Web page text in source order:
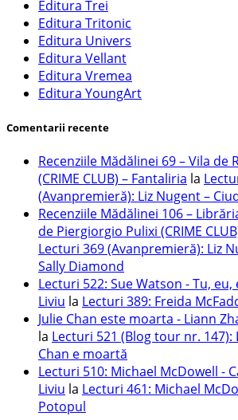
Editura Trei
Editura Tritonic
Editura Univers
Editura Vellant
Editura Vremea
Editura YoungArt
Comentarii recente
Recenziile Mădălinei 69 – Vila de
(CRIME CLUB) – Fantaliria la
(Avanpremieră): Liz Nugent –
Recenziile Mădălinei 106 –
de Piergiorgio Pulixi (CRIME
Lecturi 369 (Avanpremieră): Liz
Sally Diamond
Lecturi 522: Sue Watson - Tu,
Liviu la Lecturi 389: Freida
Julie Chan este moarta - Liann
la Lecturi 521 (Blog tour nr. 147):
Chan e moartă
Lecturi 510: Michael McDowell -
Liviu la Lecturi 461: Michael
Potopul